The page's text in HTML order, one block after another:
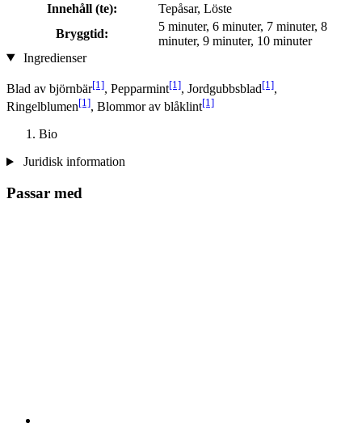
Innehåll (te):
Tepåsar, Löste
Bryggtid:
5 minuter, 6 minuter, 7 minuter, 8
minuter, 9 minuter, 10 minuter
Ingredienser
Blad av björnbär[1], Pepparmint[1], Jordgubbsblad[1],
Ringelblumen[1], Blommor av blåklint[1]
Bio
Juridisk information
Passar med